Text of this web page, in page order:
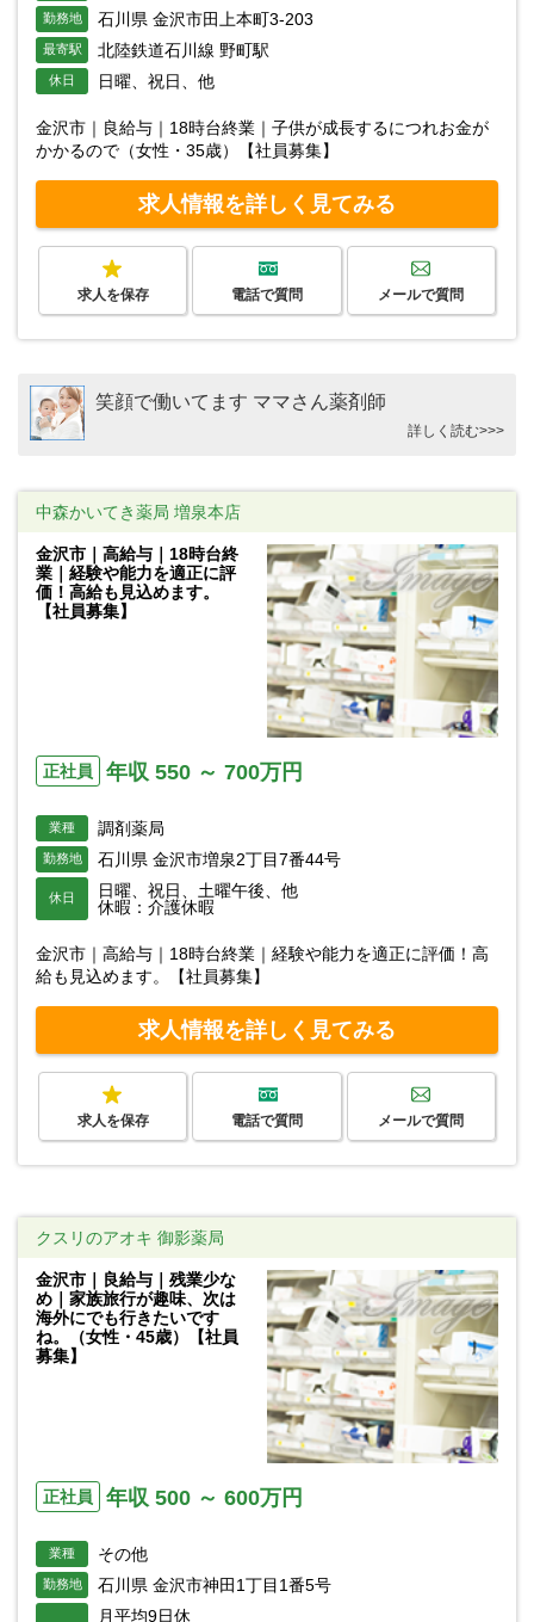
勤務地 石川県 金沢市田上本町3-203
最寄駅 北陸鉄道石川線 野町駅
休日 日曜、祝日、他
金沢市｜良給与｜18時台終業｜子供が成長するにつれお金が
かかるので（女性・35歳）【社員募集】
求人情報を詳しく見てみる
求人を保存 電話で質問 メールで質問
笑顔で働いてます ママさん薬剤師
詳しく読む>>>
中森かいてき薬局 増泉本店
金沢市｜高給与｜18時台終
業｜経験や能力を適正に評
価！高給も見込めます。
【社員募集】
正社員 年収 550 ～ 700万円
業種 調剤薬局
勤務地 石川県 金沢市増泉2丁目7番44号
休日
日曜、祝日、土曜午後、他
休暇：介護休暇
金沢市｜高給与｜18時台終業｜経験や能力を適正に評価！高
給も見込めます。【社員募集】
求人情報を詳しく見てみる
求人を保存 電話で質問 メールで質問
クスリのアオキ 御影薬局
金沢市｜良給与｜残業少な
め｜家族旅行が趣味、次は
海外にでも行きたいです
ね。（女性・45歳）【社員
募集】
正社員 年収 500 ～ 600万円
業種 その他
勤務地
石川県 金沢市神田1丁目1番5号
月平均9日休